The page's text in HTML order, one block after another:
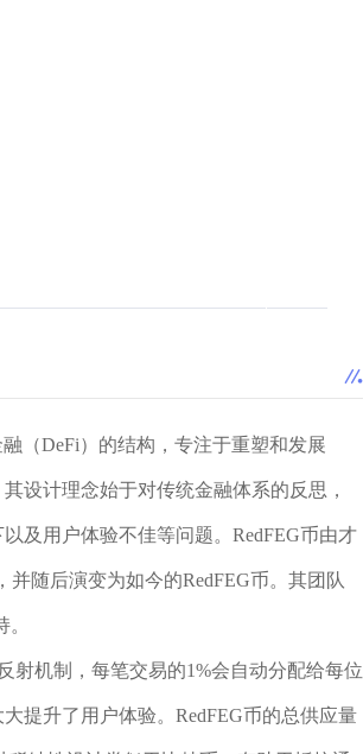
（DeFi）的结构，专注于重塑和发展
设计理念始于对传统金融体系的反思，
及用户体验不佳等问题。RedFEG币由才
并随后演变为如今的RedFEG币。其团队
射机制，每笔交易的1%会自动分配给每位
提升了用户体验。RedFEG币的总供应量